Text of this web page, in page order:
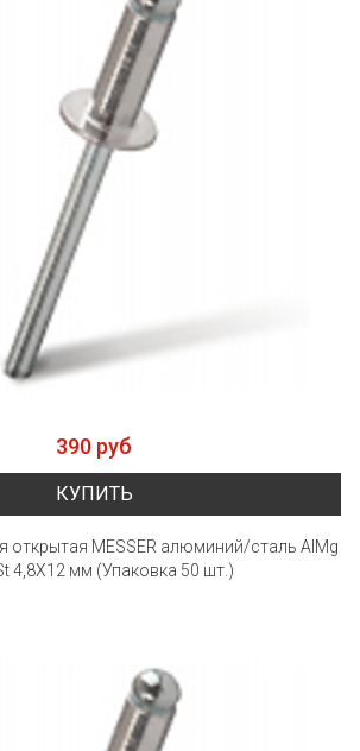
390 руб
КУПИТЬ
открытая MESSER алюминий/сталь AlMg
4,8X12 мм (Упаковка 50 шт.)